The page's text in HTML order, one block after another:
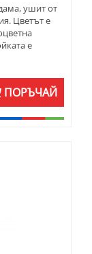
ушит от
Цветът е
е
ПОРЪЧАЙ